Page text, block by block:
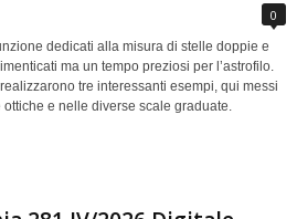
0
dedicati alla misura di stelle doppie e
ma un tempo preziosi per l’astrofilo.
tre interessanti esempi, qui messi
e nelle diverse scale graduate.